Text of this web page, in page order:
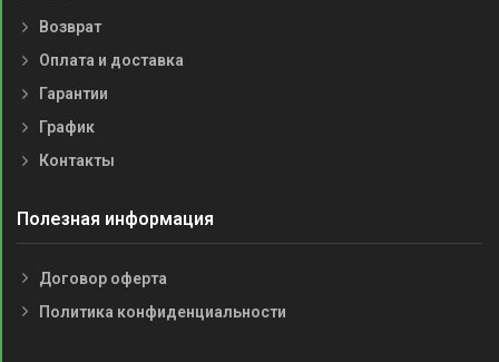
Возврат
Оплата и доставка
Гарантии
График
Контакты
Полезная информация
Договор оферта
Политика конфиденциальности